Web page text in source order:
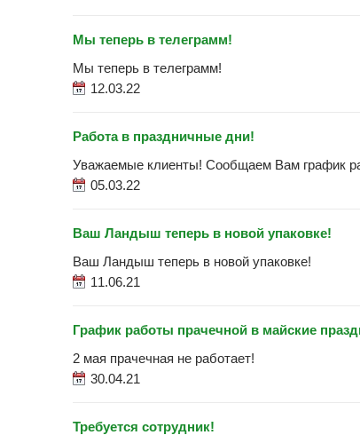
Мы теперь в телеграмм!
Мы теперь в телеграмм!
12.03.22
Работа в праздничные дни!
Уважаемые клиенты! Сообщаем Вам график
05.03.22
Ваш Ландыш теперь в новой упаковке!
Ваш Ландыш теперь в новой упаковке!
11.06.21
График работы прачечной в майские
2 мая прачечная не работает!
30.04.21
Требуется сотрудник!